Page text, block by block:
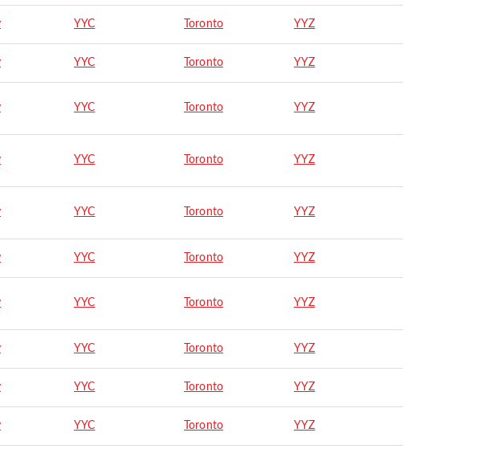
YYC Toronto YYZ
YYC Toronto YYZ
YYC Toronto YYZ
YYC Toronto YYZ
YYC Toronto YYZ
YYC Toronto YYZ
YYC Toronto YYZ
YYC Toronto YYZ
YYC Toronto YYZ
YYC Toronto YYZ